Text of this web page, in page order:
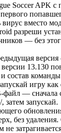
Soccer APK с
вместо
разреши
— без
13.130
состав команды
игру
файл — сначала
затем запускай.
без
не